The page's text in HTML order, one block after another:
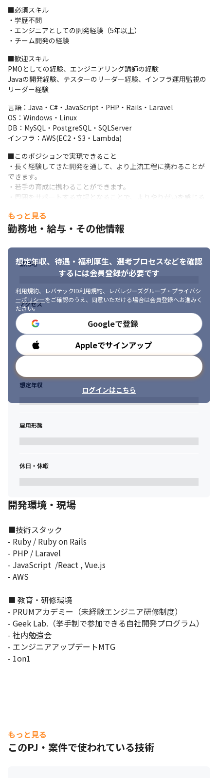
GitHubを使ったスクラム開発
チームメンバーの管理・コミュニケーション
■必須スキル
・学歴不問
・エンジニアとしての開発経験（5年以上）
・チーム開発の経験
■歓迎スキル
PMOとしての経験、エンジニアリング講師の経験
Javaの開発経験、テスターのリーダー経験、インフラ運用監視の
リーダー経験
言語：Java・C#・JavaScript・PHP・Rails・Laravel
OS：Windows・Linux
DB：MySQL・PostgreSQL・SQLServer
インフラ：AWS(EC2・S3・Lambda)
■このポジションで実現できること
・長く経験してきた開発を通して、より上流工程に携わることが
できます。
・若手の育成に携わることができます。
・周囲をサポートする立場となることで、よりやりがいを感じる
もっと見る
勤務地・給与・その他情報
想定年収、待遇・福利厚生、 選考プロセスなどを確認
するには会員登録が必要です
利用規約、 レバテックID利用規約、
レバレジーズグループ・プライバシ
ーポリシーをご確認のうえ、同意いただける場合は会員登録へお進みく
ださい。
Googleで登録
Appleでサインアップ
ログインはこちら
勤務地
アクセス
勤務時間
想定年収
雇用形態
休日・休暇
開発環境・現場
■技術スタック
- Ruby / Ruby on Rails
- PHP / Laravel
- JavaScript  /React , Vue.js
- AWS
■ 教育・研修環境
- PRUMアカデミー（未経験エンジニア研修制度）
- Geek Lab.（挙手制で参加できる自社開発プログラム）
- 社内勉強会
- エンジニアアップデートMTG
- 1on1
もっと見る
このPJ・案件で使われている技術